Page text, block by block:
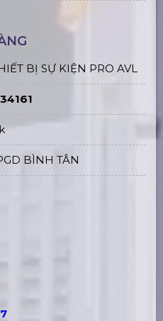
BỊ SỰ KIỆN PRO AVL
BÌNH TÂN